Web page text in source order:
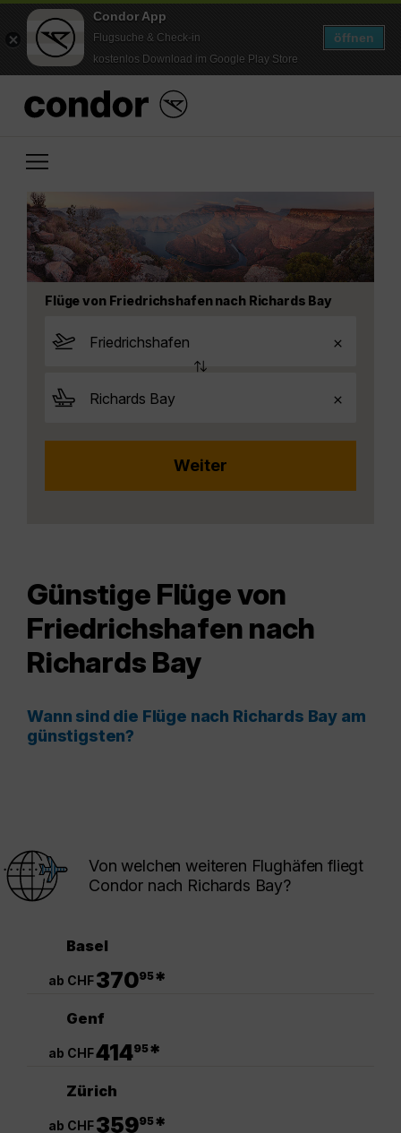
Condor App
Flugsuche & Check-in
kostenlos Download im Google Play Store
öffnen
Flüge von Friedrichshafen nach Richards Bay
Günstige Flüge von
Friedrichshafen nach
Richards Bay
Wann sind die Flüge nach Richards Bay am
günstigsten?
Von welchen weiteren Flughäfen fliegt
Condor nach Richards Bay?
Basel
ab CHF37095*
Genf
ab CHF41495*
Zürich
ab CHF35995*